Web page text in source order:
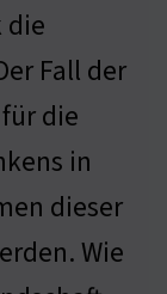
die
Fall der
die
in
dieser
Wie